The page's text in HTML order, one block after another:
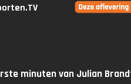
minuten van Julian